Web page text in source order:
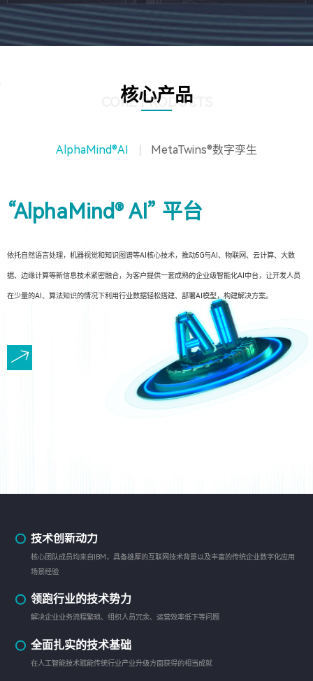
核心产品
CORE PRODUCTS
AlphaMind®AI MetaTwins®数字孪生
“AlphaMind® AI” 平台
依托自然语言处理，机器视觉和知识图谱等AI核心技术，推动5G与AI、物联网、云计算、大数
据、边缘计算等新信息技术紧密融合，为客户提供一套成熟的企业级智能化AI中台，让开发人员
在少量的AI、算法知识的情况下利用行业数据轻松搭建、部署AI模型，构建解决方案。
技术创新动力
核心团队成员均来自IBM，具备雄厚的互联网技术背景以及丰富的传统企业数字化应用
场景经验
领跑行业的技术势力
解决企业业务流程繁琐、组织人员冗余、运营效率低下等问题
全面扎实的技术基础
在人工智能技术赋能传统行业产业升级方面获得的相当成就